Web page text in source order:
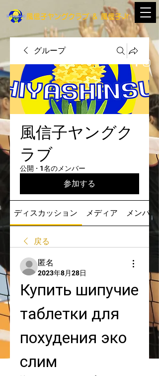
​風信子ヤングクラブ＆ ​風信子Jr
グループ
風信子ヤングク
ラブ
公開 · 1名のメンバー
参加する
ディスカッション メディア メンバー
戻る
匿名
2023年8月28日
Купить шипучие
таблетки для
похудения эко
слим